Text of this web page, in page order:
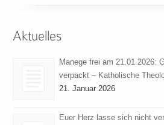
Aktuelles
Manege frei am 21.01.2026:
verpackt – Katholische
21. Januar 2026
Euer Herz lasse sich nicht